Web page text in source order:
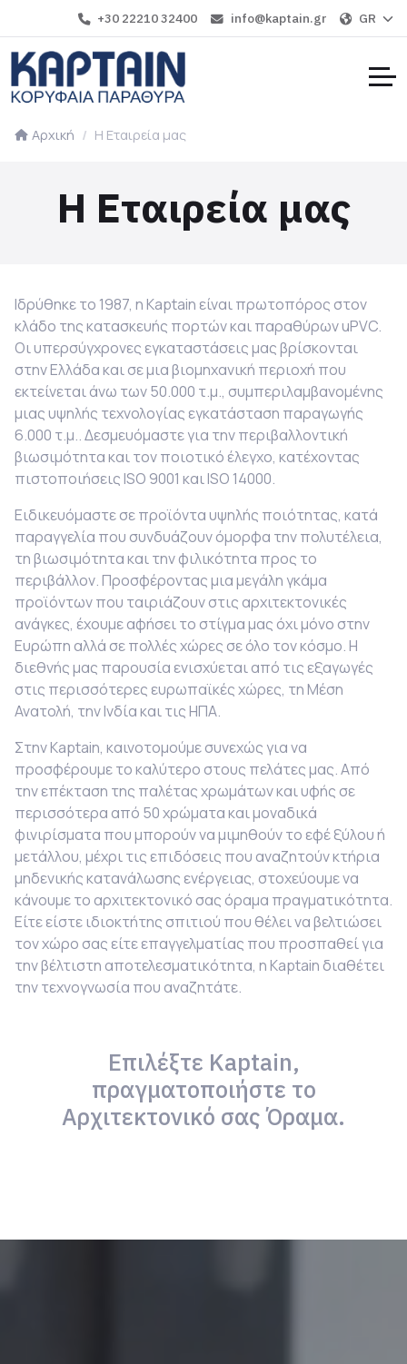
+30 22210 32400 info@kaptain.gr GR
Αρχική Η Εταιρεία μας
Η Εταιρεία μας
Ιδρύθηκε το 1987, ηKaptain είναι πρωτοπόρος στον
κλάδο της κατασκευής πορτών και παραθύρωνuPVC.
Οι υπερσύγχρονες εγκαταστάσεις μας βρίσκονται
στην Ελλάδα και σε μια βιομηχανική περιοχή που
εκτείνεται άνω των 50.000 τ.μ., συμπεριλαμβανομένης
μιας υψηλής τεχνολογίας εγκατάσταση παραγωγής
6.000 τ.μ.. Δεσμευόμαστε για την περιβαλλοντική
βιωσιμότητα και τον ποιοτικό έλεγχο, κατέχοντας
πιστοποιήσειςISO 9001 καιISO 14000.
Ειδικευόμαστε σε προϊόντα υψηλής ποιότητας, κατά
παραγγελία που συνδυάζουν όμορφα την πολυτέλεια,
τη βιωσιμότητα και την φιλικότητα προς το
περιβάλλον. Προσφέροντας μια μεγάλη γκάμα
προϊόντων που ταιριάζουν στις αρχιτεκτονικές
ανάγκες, έχουμε αφήσει το στίγμα μας όχι μόνο στην
Ευρώπη αλλά σε πολλές χώρες σε όλο τον κόσμο. Η
διεθνής μας παρουσία ενισχύεται από τις εξαγωγές
στις περισσότερες ευρωπαϊκές χώρες, τη Μέση
Ανατολή, την Ινδία και τις ΗΠΑ.
ΣτηνKaptain, καινοτομούμε συνεχώς για να
προσφέρουμε το καλύτερο στους πελάτες μας. Από
την επέκταση της παλέτας χρωμάτων και υφής σε
περισσότερα από 50 χρώματα και μοναδικά
φινιρίσματα που μπορούν να μιμηθούν το εφέ ξύλου ή
μετάλλου, μέχρι τις επιδόσεις που αναζητούν κτήρια
μηδενικής κατανάλωσης ενέργειας, στοχεύουμε να
κάνουμε το αρχιτεκτονικό σας όραμα πραγματικότητα.
Είτε είστε ιδιοκτήτης σπιτιού που θέλει να βελτιώσει
τον χώρο σας είτε επαγγελματίας που προσπαθεί για
την βέλτιστη αποτελεσματικότητα, ηKaptain διαθέτει
την τεχνογνωσία που αναζητάτε.
Επιλέξτε Kaptain,
πραγματοποιήστε το
Αρχιτεκτονικό σας Όραμα.